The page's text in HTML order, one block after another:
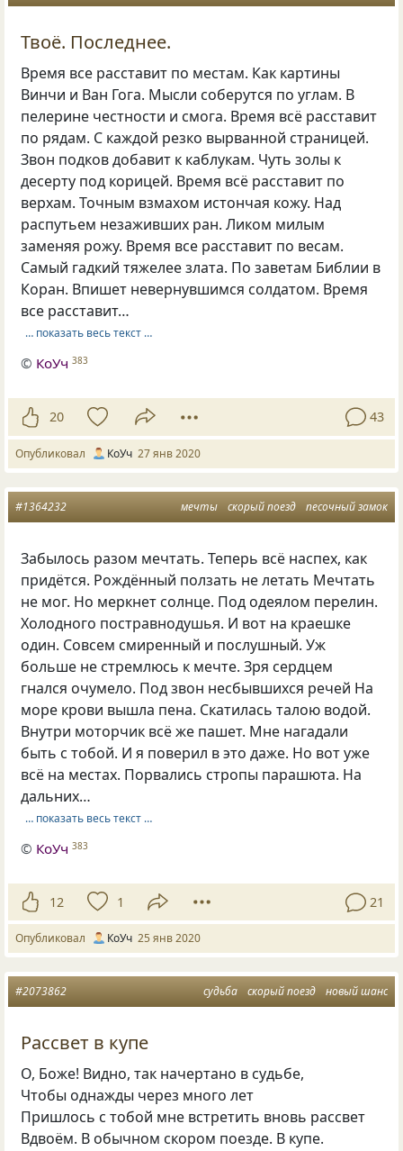
Твоё. Последнее.
Время все расставит по местам. Как картины
Винчи и Ван Гога. Мысли соберутся по углам. В
пелерине честности и смога. Время всё расставит
по рядам. С каждой резко вырванной страницей.
Звон подков добавит к каблукам. Чуть золы к
десерту под корицей. Время всё расставит по
верхам. Точным взмахом истончая кожу. Над
распутьем незаживших ран. Ликом милым
заменяя рожу. Время все расставит по весам.
Самый гадкий тяжелее злата. По заветам Библии в
Коран. Впишет невернувшимся солдатом. Время
все расставит…
… показать весь текст …
© КоУч 383
20 43
Опубликовал КоУч 27 янв 2020
мечты скорый поезд песочный замок
#1364232
Забылось разом мечтать. Теперь всё наспех, как
придётся. Рождённый ползать не летать Мечтать
не мог. Но меркнет солнце. Под одеялом перелин.
Холодного постравнодушья. И вот на краешке
один. Совсем смиренный и послушный. Уж
больше не стремлюсь к мечте. Зря сердцем
гнался очумело. Под звон несбывшихся речей На
море крови вышла пена. Скатилась талою водой.
Внутри моторчик всё же пашет. Мне нагадали
быть с тобой. И я поверил в это даже. Но вот уже
всё на местах. Порвались стропы парашюта. На
дальних…
… показать весь текст …
© КоУч 383
12 1 21
Опубликовал КоУч 25 янв 2020
судьба скорый поезд новый шанс
#2073862
Рассвет в купе
О, Боже! Видно, так начертано в судьбе,
Чтобы однажды через много лет
Пришлось с тобой мне встретить вновь рассвет
Вдвоём. В обычном скором поезде. В купе.